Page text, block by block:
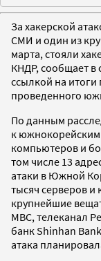
За хакерской
СМИ и один из
марта, стояли
КНДР, сообщает в
ссылкой на итоги
проведенного
По данным
к южнокорейским
компьютеров и
том числе 13
атаки в Южной
тысяч серверов
крупнейшие
MBC, телеканал
банк Shinhan
атака